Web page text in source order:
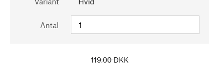
Antal
119,00 DKK